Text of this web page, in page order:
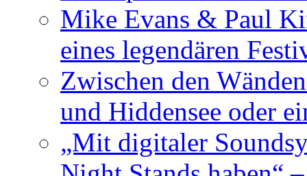
Mike Evans & Paul
eines legendären
Zwischen den
und Hiddensee oder
„Mit digitaler